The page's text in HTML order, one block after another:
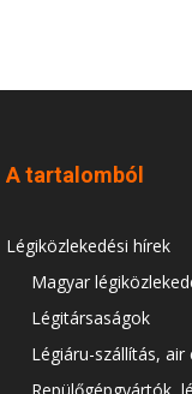
A tartalomból
Légiközlekedési hírek
Magyar
Légitársaságok
Légiáru-szállítás, air